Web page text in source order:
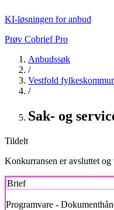
KI-løsningen for anbud
Prøv Cobrief Pro
Anbudssøk
/
Vestfold
/
Sak- og
Tildelt
Konkurransen er avsluttet
Brief
Programvare -